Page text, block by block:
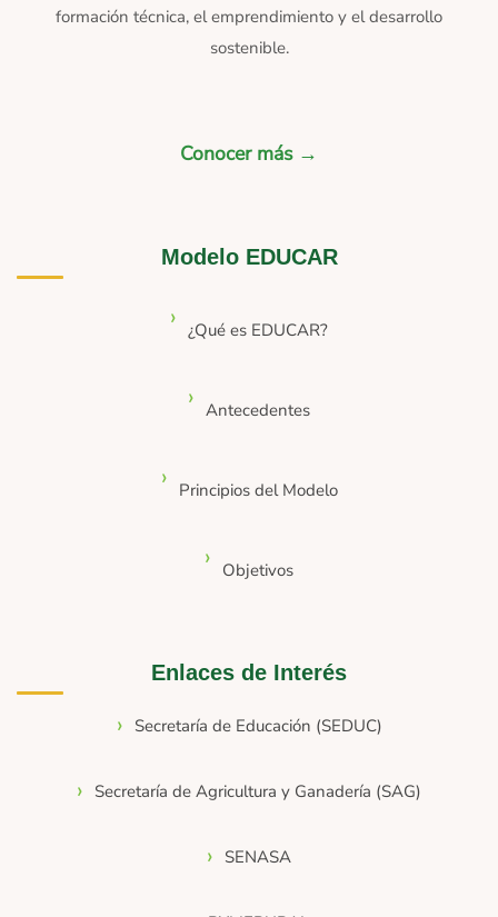
formación técnica, el emprendimiento y el desarrollo
sostenible.
Conocer más →
Modelo EDUCAR
¿Qué es EDUCAR?
Antecedentes
Principios del Modelo
Objetivos
Enlaces de Interés
Secretaría de Educación (SEDUC)
Secretaría de Agricultura y Ganadería (SAG)
SENASA